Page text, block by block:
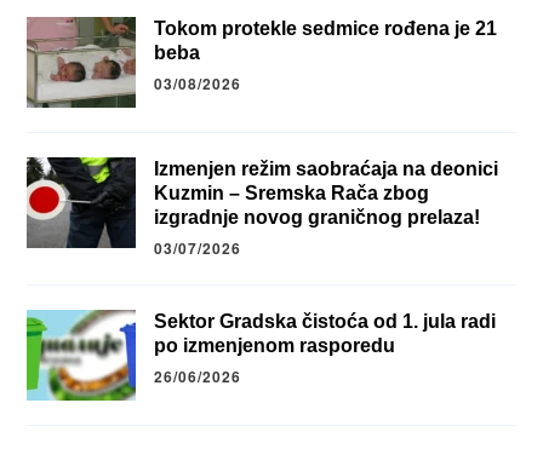
Tokom protekle sedmice rođena je 21
beba
03/08/2026
Izmenjen režim saobraćaja na deonici
Kuzmin – Sremska Rača zbog
izgradnje novog graničnog prelaza!
03/07/2026
Sektor Gradska čistoća od 1. jula radi
po izmenjenom rasporedu
26/06/2026